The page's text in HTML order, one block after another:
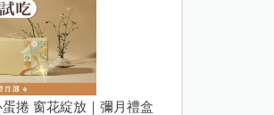
蛋捲 窗花綻放｜彌月禮盒